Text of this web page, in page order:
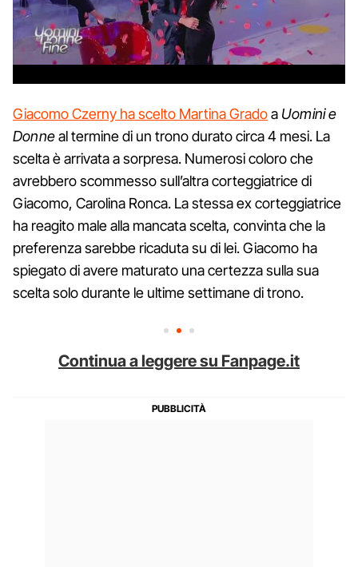
Giacomo Czerny ha scelto Martina Gradoa Uomini e
Donneal termine di un trono durato circa 4 mesi. La
scelta è arrivata a sorpresa. Numerosi coloro che
avrebbero scommesso sull’altra corteggiatrice di
Giacomo, Carolina Ronca. La stessa ex corteggiatrice
ha reagito male alla mancata scelta, convinta che la
preferenza sarebbe ricaduta su di lei. Giacomo ha
spiegato di avere maturato una certezza sulla sua
scelta solo durante le ultime settimane di trono.
Continua a leggere su Fanpage.it